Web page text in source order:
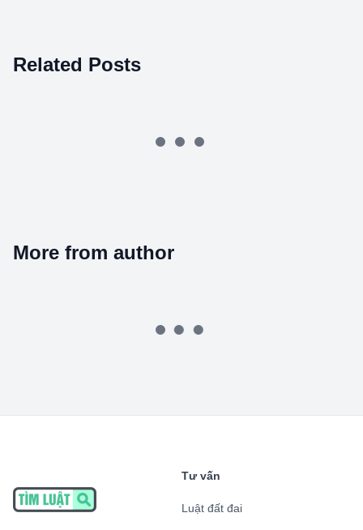
Related Posts
More from author
Tư vấn
Luật đất đai